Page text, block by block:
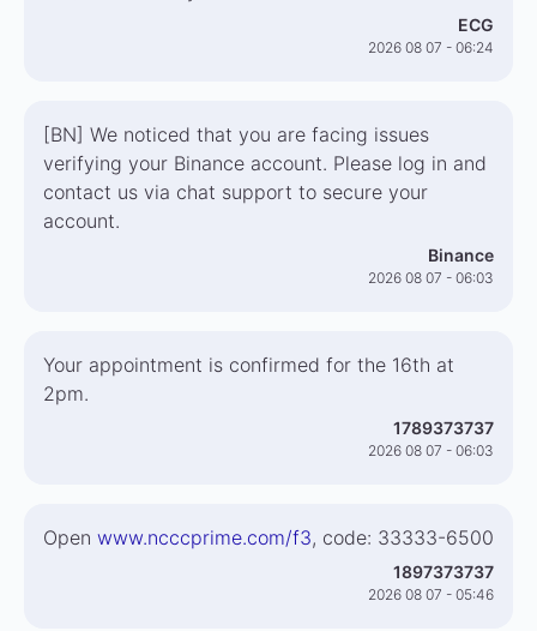
ECG
2026 08 07 - 06:24
[BN] We noticed that you are facing issues
verifying your Binance account. Please log in and
contact us via chat support to secure your
account.
Binance
2026 08 07 - 06:03
Your appointment is confirmed for the 16th at
2pm.
1789373737
2026 08 07 - 06:03
Open www.ncccprime.com/f3, code: 33333-6500
1897373737
2026 08 07 - 05:46